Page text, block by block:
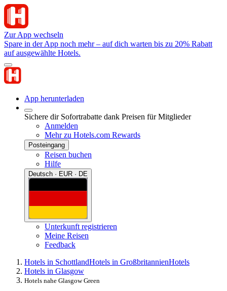
Zur App wechseln
Spare in der App noch mehr – auf dich warten bis zu 20% Rabatt
auf ausgewählte Hotels.
App herunterladen
Sichere dir Sofortrabatte dank Preisen für Mitglieder
Anmelden
Mehr zu Hotels.com Rewards
Posteingang
Reisen buchen
Hilfe
Deutsch · EUR · DE
Unterkunft registrieren
Meine Reisen
Feedback
Hotels in SchottlandHotels in GroßbritannienHotels
Hotels in Glasgow
Hotels nahe Glasgow Green